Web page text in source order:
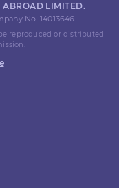
LIMITED.
No. 14013646.
reproduced or distributed